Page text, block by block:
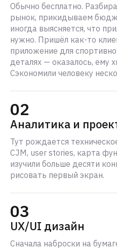
Обычно бесплатно.
рынок, прикидываем
иногда выясняется, что
нужно. Пришёл как-то
приложение для
деталях — оказалось, ему
Сэкономили человеку
02
Аналитика и
Тут рождается
CJM, user stories, карта
изучили больше десяти
рисовать первый экран.
03
UX/UI дизайн
Сначала наброски на